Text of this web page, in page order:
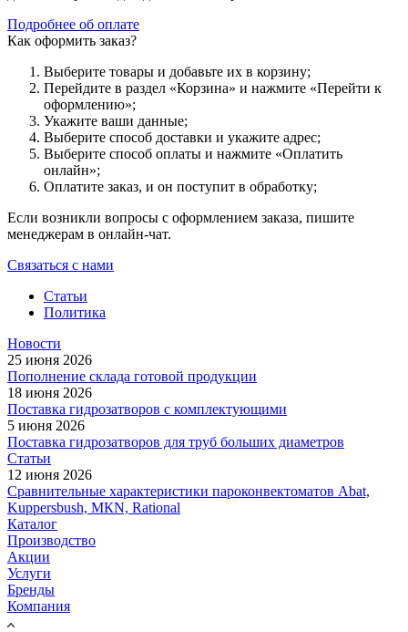
Подробнее об оплате
Как оформить заказ?
Выберите товары и добавьте их в корзину;
Перейдите в раздел «Корзина» и нажмите «Перейти к
оформлению»;
Укажите ваши данные;
Выберите способ доставки и укажите адрес;
Выберите способ оплаты и нажмите «Оплатить
онлайн»;
Оплатите заказ, и он поступит в обработку;
Если возникли вопросы с оформлением заказа, пишите
менеджерам в онлайн-чат.
Связаться с нами
Статьи
Политика
Новости
25 июня 2026
Пополнение склада готовой продукции
18 июня 2026
Поставка гидрозатворов с комплектующими
5 июня 2026
Поставка гидрозатворов для труб больших диаметров
Статьи
12 июня 2026
Сравнительные характеристики пароконвектоматов Abat,
Kuppersbush, МКN, Rational
Каталог
Производство
Акции
Услуги
Бренды
Компания